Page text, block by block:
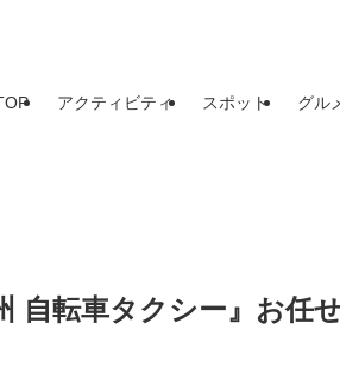
アクティビティ スポット グル
自転車タクシー』お任